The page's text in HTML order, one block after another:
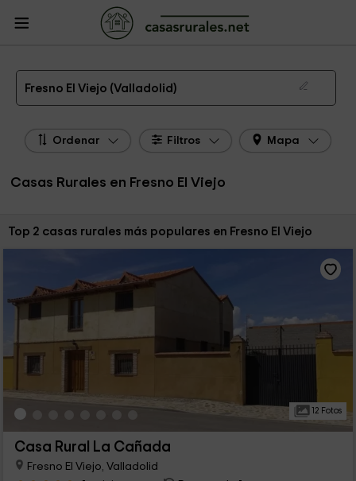
Casas Rurales
Rurales Valladolid
Casas Rurales Fresno El Viejo
Las 2 mejores casas rurales en Fresno El Viejo de 2026
Fresno El Viejo (Valladolid)
Ordenar Filtros Mapa
Casas Rurales en Fresno El Viejo
Ordenar por:
Top 2 casas rurales más populares en Fresno El Viejo
12 Fotos
Casa Rural La Cañada
Fresno El Viejo, Valladolid